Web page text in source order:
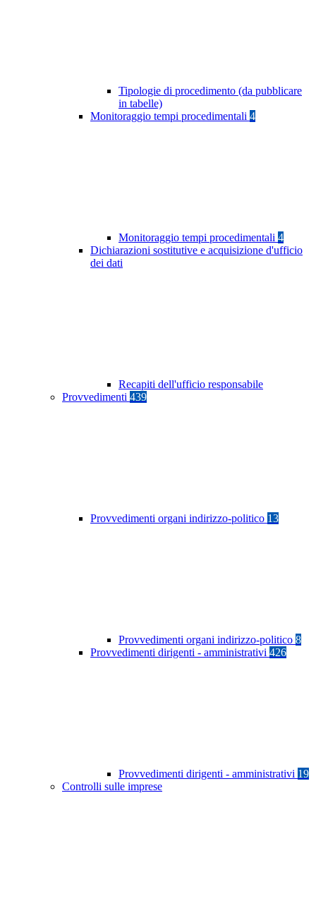
Tipologie di procedimento (da pubblicare
in tabelle)
Monitoraggio tempi procedimentali 4
Monitoraggio tempi procedimentali 4
Dichiarazioni sostitutive e acquisizione d'ufficio
dei dati
Recapiti dell'ufficio responsabile
Provvedimenti 439
Provvedimenti organi indirizzo-politico 13
Provvedimenti organi indirizzo-politico 8
Provvedimenti dirigenti - amministrativi 426
Provvedimenti dirigenti - amministrativi 19
Controlli sulle imprese